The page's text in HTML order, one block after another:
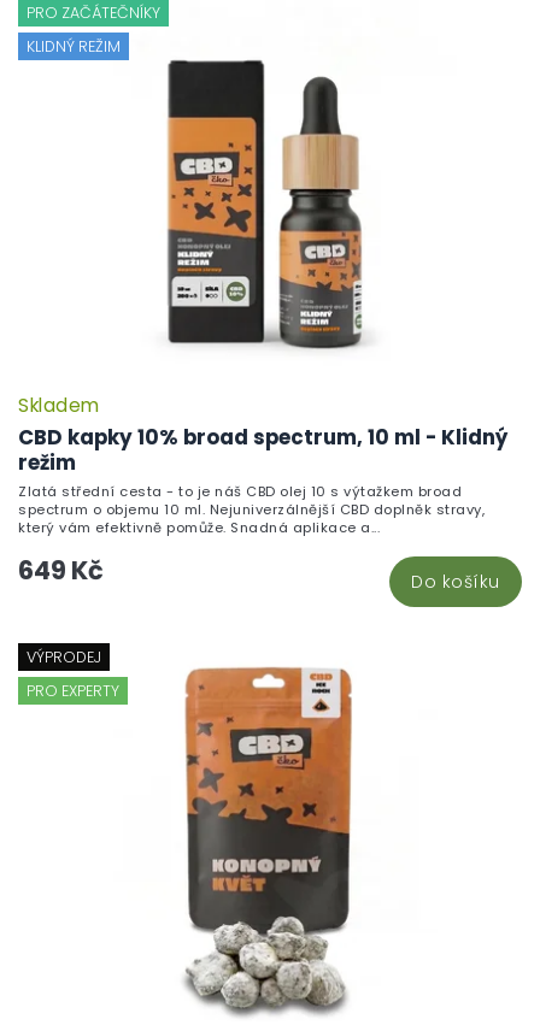
PRO ZAČÁTEČNÍKY
KLIDNÝ REŽIM
CBD kapky 10% broad spectrum, 10 ml - Klidný
režim
Skladem
649 Kč Do košíku
Zlatá střední cesta - to je náš CBD olej 10 s výtažkem broad
spectrum o objemu 10 ml. Nejuniverzálnější CBD doplněk stravy,
který vám efektivně pomůže. Snadná aplikace a...
VÝPRODEJ
PRO EXPERTY